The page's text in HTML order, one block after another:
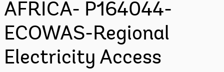
AFRICA- P164044-
ECOWAS-Regional
Electricity Access